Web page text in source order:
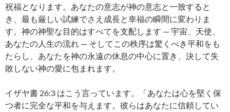
祝福となります。あなたの意志が神の意志と一致すると
き、最も厳しい試練でさえ成長と幸福の瞬間に変わりま
す。神の神聖な目的はすべてを支配します — 宇宙、天使、
あなたの人生の流れ — そしてこの秩序は驚くべき平和をも
たらし、あなたを神の永遠の休息の中心に置き、決して失
敗しない神の愛に包まれます。
イザヤ書 26:3 はこう言っています。「あなたは心を堅く保
つ者に完全な平和を与えます。彼らはあなたに信頼してい